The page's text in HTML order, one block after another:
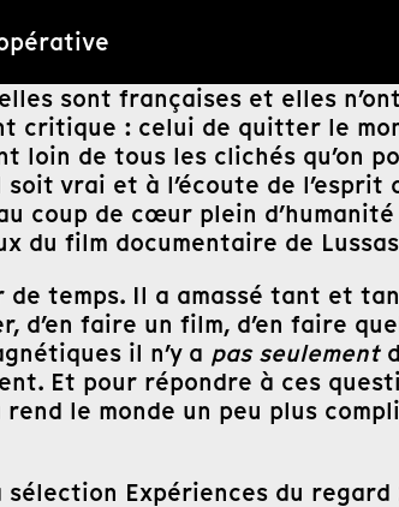
sont françaises et elles
critique : celui de quitter le
loin de tous les clichés qu’on
vrai et à l’écoute de l’esprit
coup de cœur plein
du film documentaire de
de temps. Il a amassé tant et
faire un film, d’en faire
il n’y a pas seulement
Et pour répondre à ces
rend le monde un peu plus
Expériences du